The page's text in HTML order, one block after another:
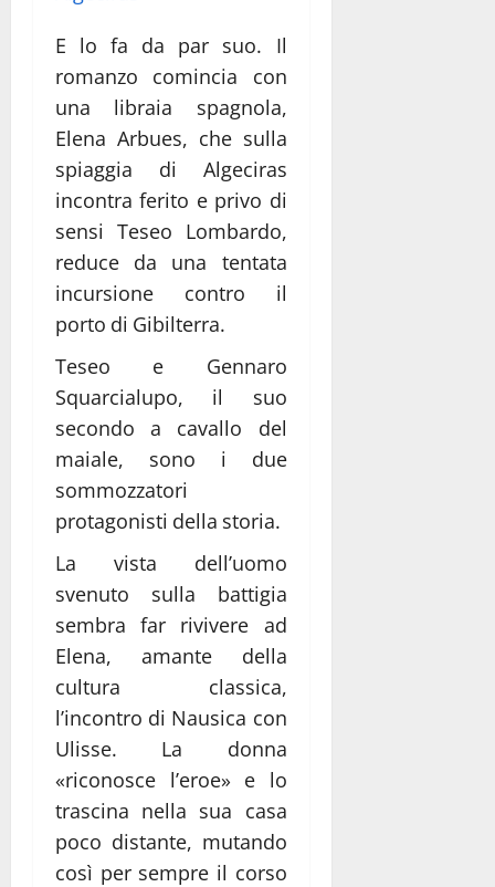
E lo fa da par suo. Il
romanzo comincia con
una libraia spagnola,
Elena Arbues, che sulla
spiaggia di Algeciras
incontra ferito e privo di
sensi Teseo Lombardo,
reduce da una tentata
incursione contro il
porto di Gibilterra.
Teseo e Gennaro
Squarcialupo, il suo
secondo a cavallo del
maiale, sono i due
sommozzatori
protagonisti della storia.
La vista dell’uomo
svenuto sulla battigia
sembra far rivivere ad
Elena, amante della
cultura classica,
l’incontro di Nausica con
Ulisse. La donna
«riconosce l’eroe» e lo
trascina nella sua casa
poco distante, mutando
così per sempre il corso